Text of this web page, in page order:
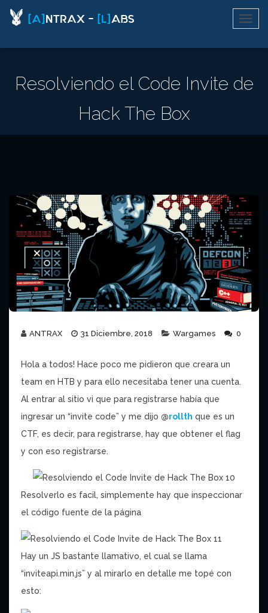
Resolviendo el Code Invite de
Hack The Box
ANTRAX 31 Diciembre, 2018 Wargames 0
Hola a todos! Hace poco me pidieron que creara un
team en HTB y para ello necesitaba tener una cuenta.
Al entrar al sitio vi que para registrarse había que
ingresar un “invite code” y me dijo @rollth que es un
CTF, es decir, para registrarse, hay que obtener el flag
y con eso registrarse.
Resolverlo es facil, simplemente hay que inspeccionar
el código fuente de la página
Hay un JS bastante llamativo, el cual se llama
“inviteapi.min.js” y al mirarlo en detalle me topé con
esto: